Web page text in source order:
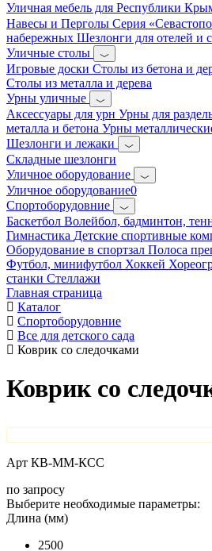
Уличная мебель для Республики
Навесы и Перголы Серия
набережных Шезлонги для отелей и
Уличные столы
Игровые доски Столы из бетона и
Столы из металла и дерева
Урны уличные
Аксессуары для урн Урны для
металла и бетона Урны
Шезлонги и лежаки
Складные шезлонги
Уличное оборудование
Уличное оборудование0
Спортоборудовние
Баскетбол Волейбол, бадминтон,
Гимнастика Детские спортивные
Оборудование в спортзал Полоса
Футбол, минифутбол Хоккей
станки Стеллажи
Главная страница
Каталог
Спортоборудовние
Все для детского сада
Коврик со следочками
Коврик со
Арт КВ-ММ-КСС
по запросу
Выберите необходимые параметры:
Длина (мм)
2500